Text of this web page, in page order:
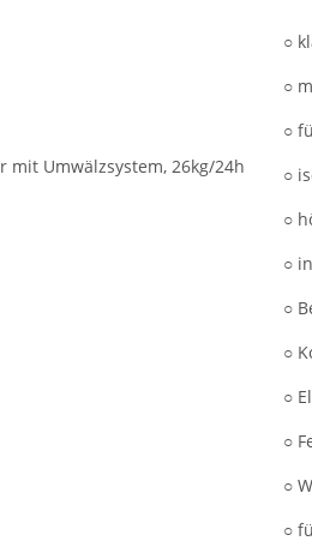
○
○
○
○
○
○
○
○
○
○
○
○